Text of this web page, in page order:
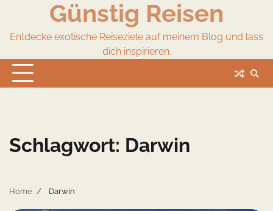
content
Günstig Reisen
Entdecke exotische Reiseziele auf meinem Blog und lass
dich inspirieren.
Schlagwort: Darwin
Home Darwin